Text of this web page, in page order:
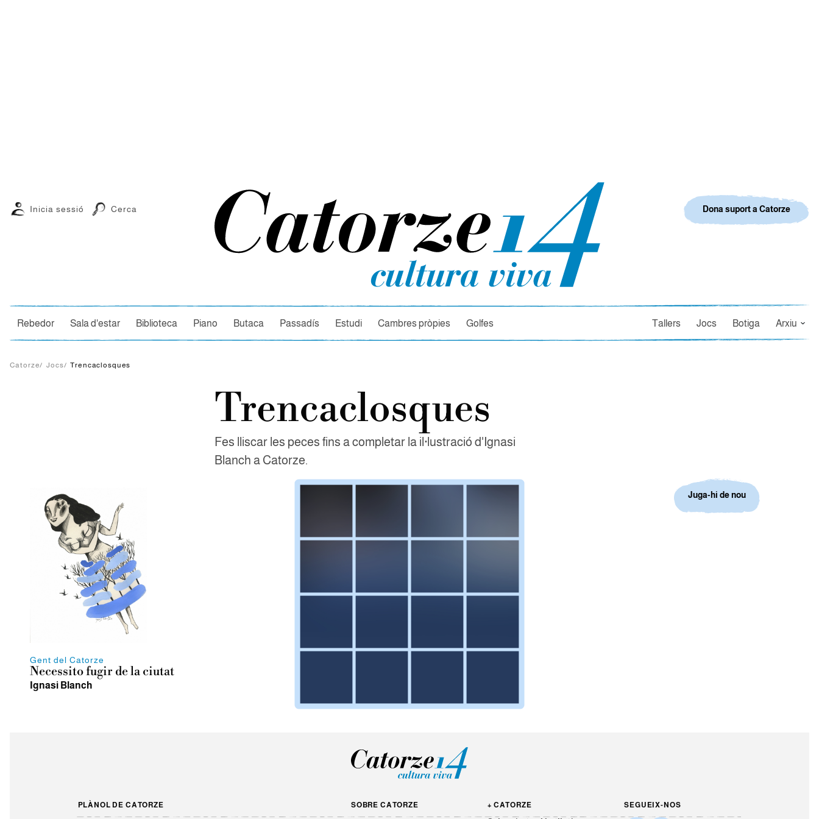
Cercador
Inicia sessió Cerca
Rebedor Sala d'estar Biblioteca Piano Butaca Passadís Estudi Cambres pròpies Golfes Tallers Jocs Botiga Arxiu
Dona suport a Catorze
Catorze/ Jocs/ Trencaclosques
Trencaclosques
Fes lliscar les peces fins a completar la il·lustració d'Ignasi
Blanch a Catorze.
Gent del Catorze
Necessito fugir de la ciutat
Ignasi Blanch
Juga-hi de nou
PLÀNOL DE CATORZE SOBRE CATORZE + CATORZE SEGUEIX-NOS